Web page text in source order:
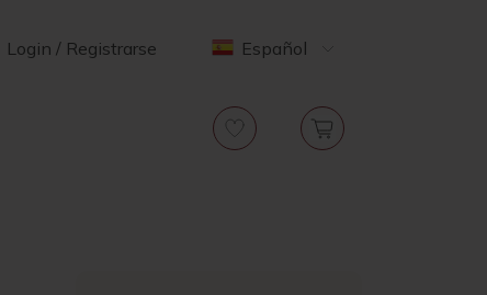
Login / Registrarse Español